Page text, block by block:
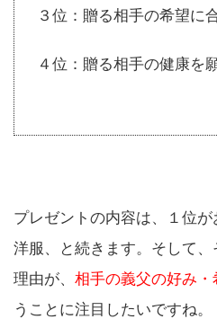
３位：贈る相手の希望に
４位：贈る相手の健康を
プレゼントの内容は、１位が
洋服、と続きます。そして
理由が、 相手の義父の好み・
うことに注目したいですね。